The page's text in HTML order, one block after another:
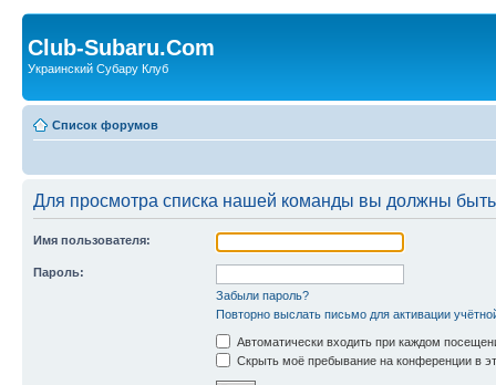
Club-Subaru.Com
Украинский Субару Клуб
Список форумов
Для просмотра списка нашей команды вы должны
Имя пользователя:
Пароль:
Забыли пароль?
Повторно выслать письмо для активации
Автоматически входить при каждом
Скрыть моё пребывание на конференции в